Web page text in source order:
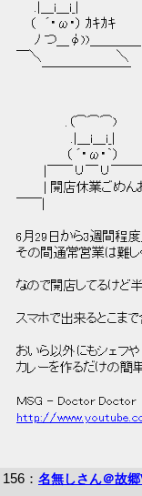
.|＿i＿i_|
（　´･ω･） ｶｷｶｷ
ﾉ つ＿φ))＿＿＿＿
￣＼　　　 　　 　　 ＼
.（⌒⌒⌒)
.|＿i＿i_|
（ ´･ω･｀）
|￣￣∪￣∪￣￣
| 開店休業ごめん
6月29日から3週間程
その間通常営業は難し
なので開店してるけど
スマホで出来るとこま
おいら以外にもシェフ
カレーを作るだけの簡
MSG - Doctor Doctor
http://
156 ： 名無しさん＠故